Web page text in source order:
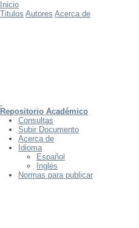
Inicio
Titulos Autores Acerca de
Repositorio Académico
Consultas
Subir Documento
Acerca de
Idioma
Español
Inglés
Normas para publicar